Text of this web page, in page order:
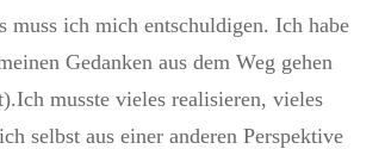
muss ich mich entschuldigen. Ich habe
Gedanken aus dem Weg gehen
musste vieles realisieren, vieles
selbst aus einer anderen Perspektive